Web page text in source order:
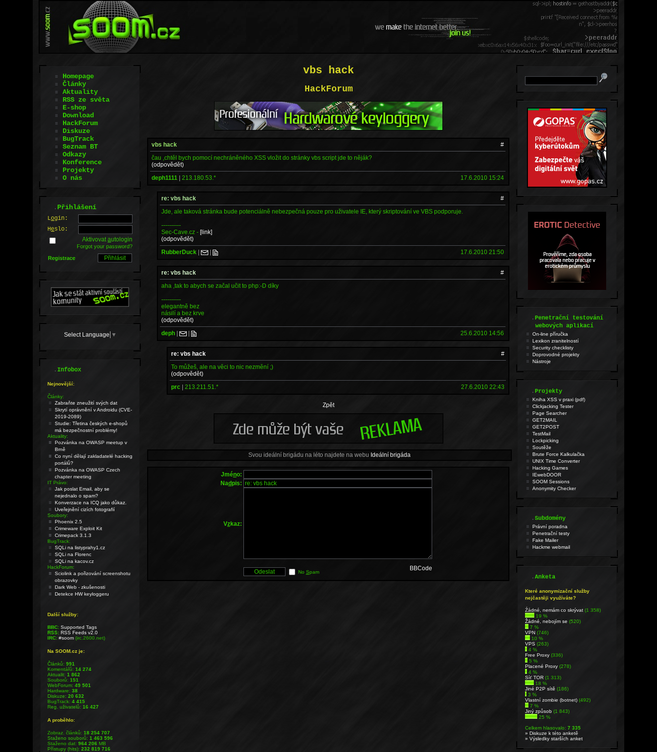
vbs hack
HackForum
vbs hack
#
čau ,chtěl bych pomocí nechráněného XSS vložit do stránky vbs script jde to něják?
(odpovědět)
deph1111 |213.180.53.* 17.6.2010 15:24
re: vbs hack
#
Jde, ale taková stránka bude potenciálně nebezpečná pouze pro uživatele IE, který skriptování ve VBS podporuje.
----------
Sec-Cave.cz -[link]
(odpovědět)
RubberDuck | | 17.6.2010 21:50
re: vbs hack
#
aha ,tak to abych se začal učit to php:-D díky
----------
elegantně bez
násilí a bez krve
(odpovědět)
deph | | 25.6.2010 14:56
re: vbs hack
#
To můžeš, ale na věci to nic nezmění ;)
(odpovědět)
prc |213.211.51.* 27.6.2010 22:43
Zpět
Svou ideální brigádu na léto najdete na webu Ideální brigáda
Jméno:
Nadpis:
Vzkaz:
No Spam
BBCode
Homepage
Články
Aktuality
RSS ze světa
E-shop
Download
HackForum
Diskuze
BugTrack
Seznam BT
Odkazy
Konference
Projekty
O nás
.Přihlášení
Login:
Heslo:
Aktivovatautologin
Forgot your password?
Registrace
Select Language ▼
.Infobox
Nejnovější:
Články:
Zabraňte zneužití svých dat
Skrytí oprávnění v Androidu (CVE-
2019-2089)
Studie: Třetina českých e-shopů
má bezpečnostní problémy!
Aktuality:
Pozvánka na OWASP meetup v
Brně
Co nyní dělají zakladatelé hacking
portálů?
Pozvánka na OWASP Czech
chapter meeting
IT Právo:
Jak poslat Email, aby se
nejednalo o spam?
Konverzace na ICQ jako důkaz.
Uveřejnění cizích fotografií
Soubory:
Phoenix 2.5
Crimeware Exploit Kit
Crimepack 3.1.3
BugTrack:
SQLi na listyprahy1.cz
SQLi na Florenc
SQLi na kacov.cz
HackForum:
Sciolink a pořizování screenshotu
obrazovky
Dark Web - zkušenosti
Detekce HW keyloggeru
Další služby:
BBC: Supported Tags
RSS: RSS Feeds v2.0
IRC: #soom(irc.2600.net)
Na SOOM.cz je:
Článků:991
Komentářů:14 274
Aktualit:1 862
Souborů:151
WebForum:49 501
Hardware:38
Diskuze:20 632
BugTrack:4 415
Reg. uživatelů:16 427
A proběhlo:
Zobraz. článků:18 254 707
Staženo souborů:1 463 596
Staženo dat:964 206MB
Přístupy (hits):232 819 716
.Penetrační testování
webových aplikací
On-line příručka
Lexikon zranitelností
Security checklisty
Doprovodné projekty
Nástroje
.Projekty
Kniha XSS v praxi (pdf)
Clickjacking Tester
Page Searcher
GET2MAIL
GET2POST
TestMail
Lockpicking
Soutěže
Brute Force Kalkulačka
UNIX Time Converter
Hacking Games
IEwebDOOR
SOOM Sessions
Anonymity Checker
.Subdomény
Právní poradna
Penetrační testy
Fake Mailer
Hackme webmail
.Anketa
Které anonymizační služby
nejčastěji využíváte?
Źádné, nemám co skrývat(1 358)
19 %
Žádné, nebojím se(520)
7 %
VPN(746)
10 %
VPS(263)
4 %
Free Proxy(336)
5 %
Placené Proxy(278)
4 %
Síť TOR(1 313)
18 %
Jiné P2P sítě(186)
3 %
Vlastní zombie (botnet)(492)
7 %
Jiný způsob(1 843)
25 %
Celkem hlasovalo:7 335
» Diskuze k této anketě
» Výsledky starších anket